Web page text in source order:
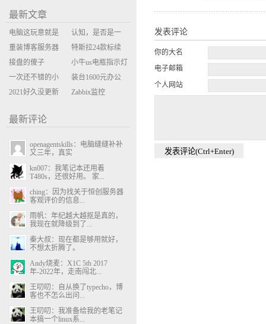
发表评论
你的大名
电子邮箱
个人网站
最新文章
电脑这玩意就是
缝缝补补的事
认知，是否是一
座大山？当架构
决策变成配置清
单比价
重装博客服务器
环境
特斯拉24款标续
Model Y 2万公里
使用体验
接盘的傻子
小牛us电瓶指示灯
闪三次不上电
一次还不错的小
米售后体验
装台1600元办公
主机
2021好久没更新
Zabbix监控
最新评论
openagentskills：电脑缝缝补补
又三年，真实
kn007：我笔记本还用着
T480s，还很好用。 家...
ching：因为找关于恒创服务器
客观评价的信息...
雨帆：年纪越大越抠是真的，
我现在就降级到了...
秦大叔：现在都是够用就好，
不想太折腾了。
Andy烧麦：X1C 5th 2017
年-2022年，走南闯北...
王叨叨：自从换了typecho，博
客也不怎么出问...
王叨叨：我准备给我的老笔记
本搞一个linux系...